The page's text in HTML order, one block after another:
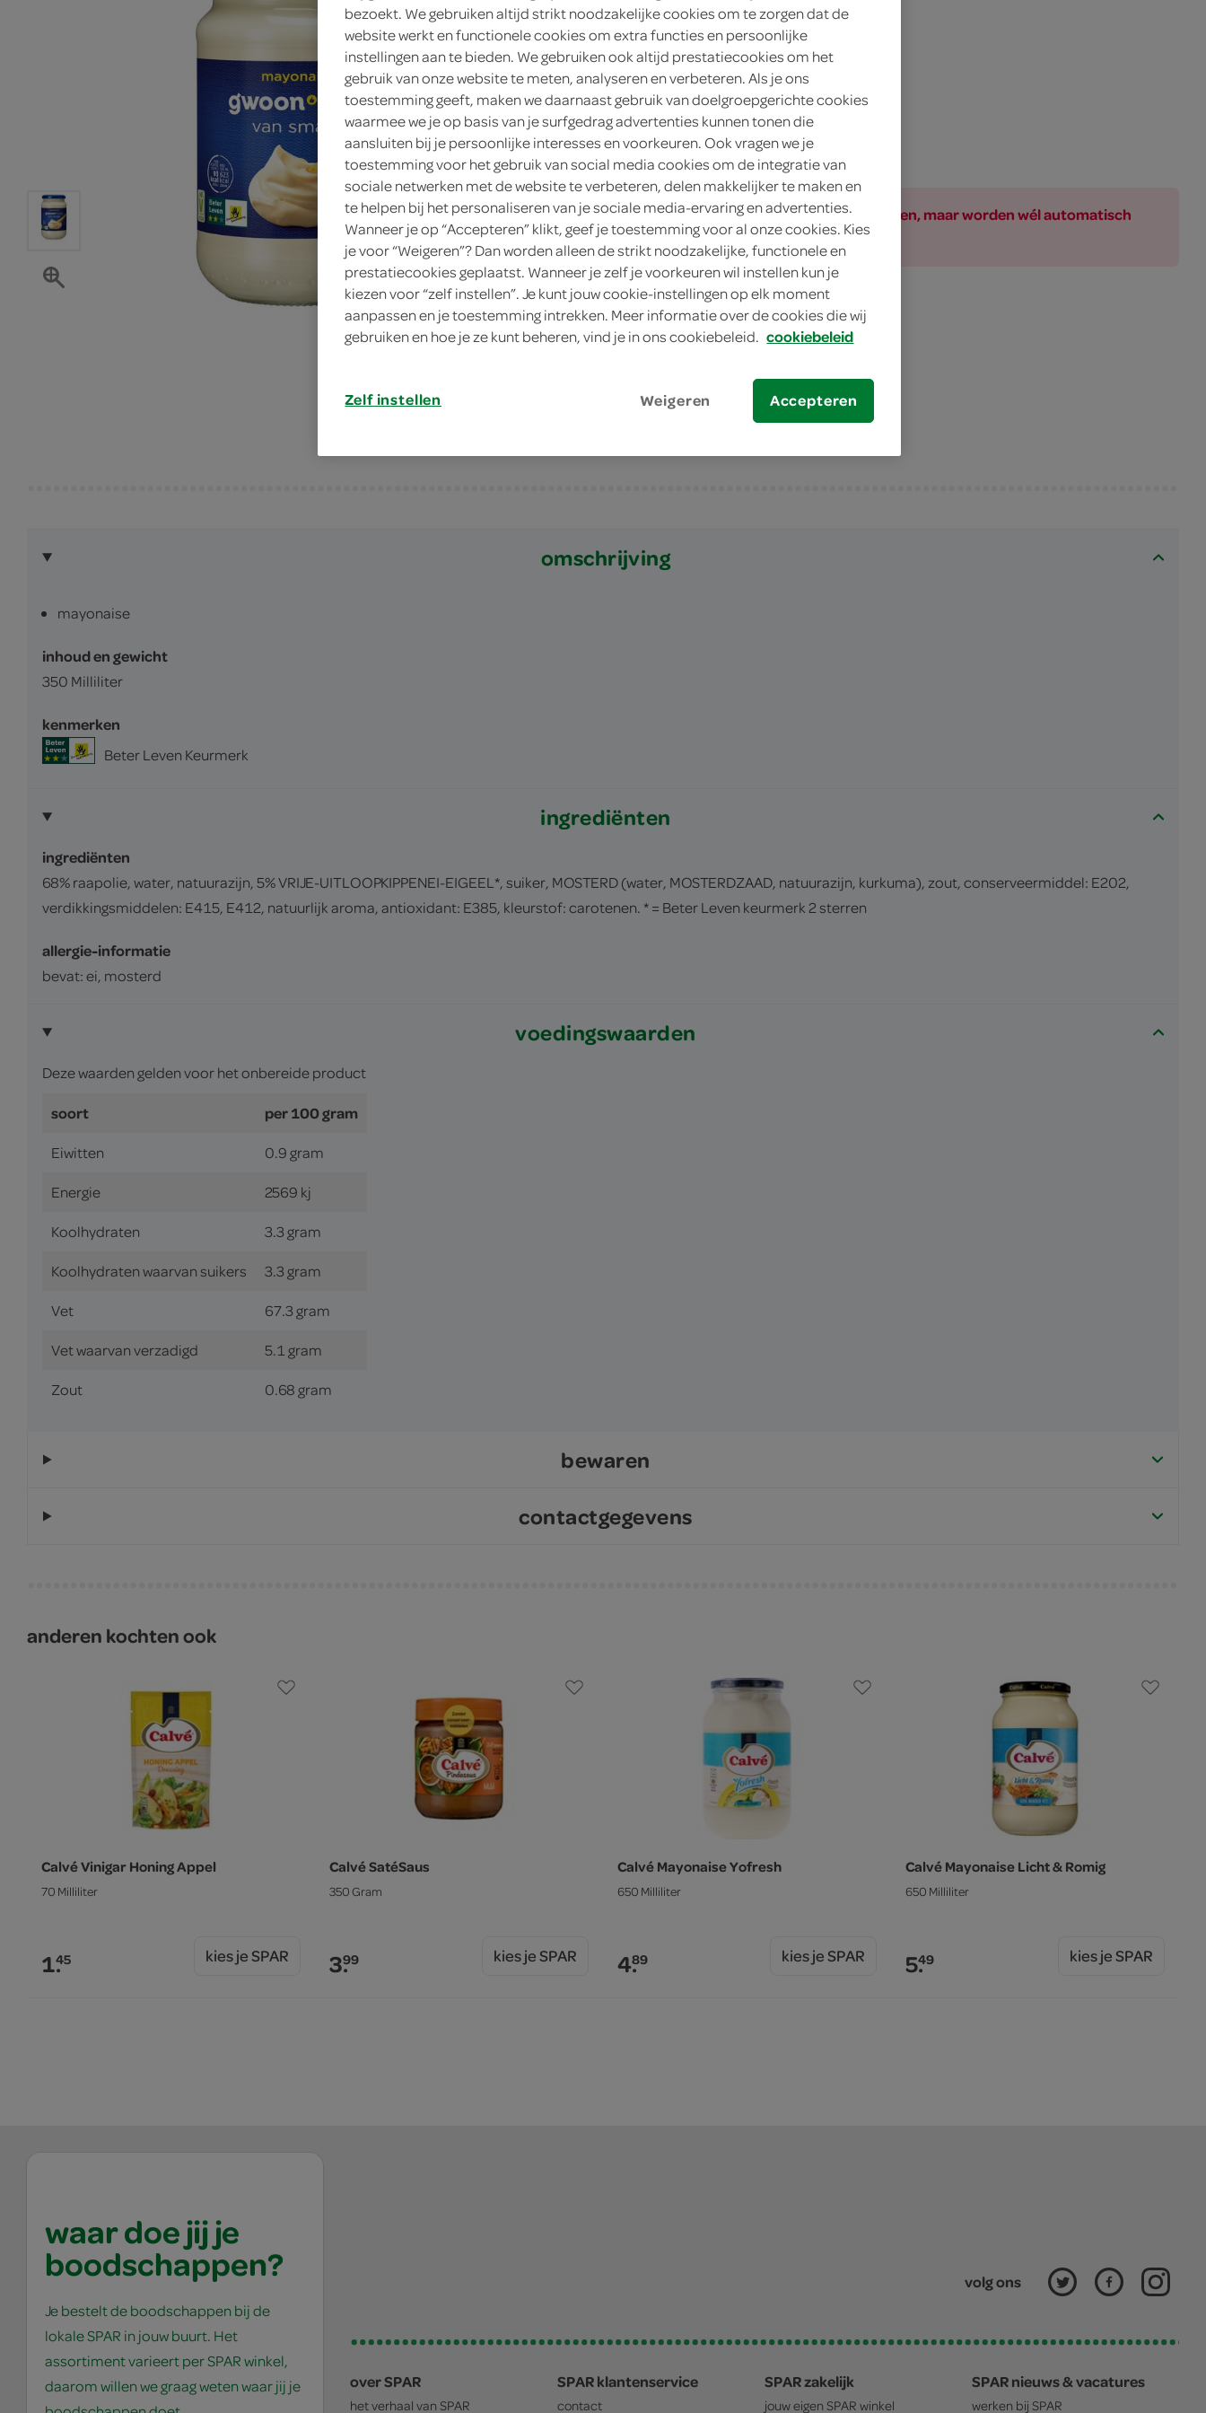
0.
69
350 Milliliter
in winkelmand
Let op: aanbiedingen zijn niet zichtbaar bij de producten, maar worden wél automatisch
verwerkt in de winkelmand.
je vindt het bij SPAR!
g'woon lekker bij de friet
met 2 sterren Beter Leven keurmerk
omschrijving
mayonaise
inhoud en gewicht
350 Milliliter
kenmerken
Beter Leven Keurmerk
ingrediënten
ingrediënten
68% raapolie, water, natuurazijn, 5% VRIJE-UITLOOPKIPPENEI-EIGEEL*, suiker, MOSTERD (water, MOSTERDZAAD, natuurazijn, kurkuma), zout, conserveermiddel: E202,
verdikkingsmiddelen: E415, E412, natuurlijk aroma, antioxidant: E385, kleurstof: carotenen. * = Beter Leven keurmerk 2 sterren
allergie-informatie
bevat: ei, mosterd
voedingswaarden
Deze waarden gelden voor het onbereide product
soort per 100 gram
Eiwitten 0.9 gram
Energie 2569 kj
Koolhydraten 3.3 gram
Koolhydraten waarvan suikers 3.3 gram
Vet 67.3 gram
Vet waarvan verzadigd 5.1 gram
Zout 0.68 gram
bewaren
contactgegevens
anderen kochten ook
Calvé Vinigar Honing Appel
70 Milliliter
1.45 kies je SPAR
Calvé SatéSaus
350 Gram
3.99 kies je SPAR
Calvé Mayonaise Yofresh
650 Milliliter
4.89 kies je SPAR
Calvé Mayonaise Licht & Romig
650 Milliliter
5.49 kies je SPAR
waar doe jij je
boodschappen?
Je bestelt de boodschappen bij de
lokale SPAR in jouw buurt. Het
assortiment varieert per SPAR winkel,
daarom willen we graag weten waar jij je
volg ons
over SPAR
het verhaal van SPAR
SPAR klantenservice
contact
SPAR zakelijk
jouw eigen SPAR winkel
SPAR nieuws & vacatures
werken bij SPAR
bezoekt. We gebruiken altijd strikt noodzakelijke cookies om te zorgen dat de
website werkt en functionele cookies om extra functies en persoonlijke
instellingen aan te bieden. We gebruiken ook altijd prestatiecookies om het
gebruik van onze website te meten, analyseren en verbeteren. Als je ons
toestemming geeft, maken we daarnaast gebruik van doelgroepgerichte cookies
waarmee we je op basis van je surfgedrag advertenties kunnen tonen die
aansluiten bij je persoonlijke interesses en voorkeuren. Ook vragen we je
toestemming voor het gebruik van social media cookies om de integratie van
sociale netwerken met de website te verbeteren, delen makkelijker te maken en
te helpen bij het personaliseren van je sociale media-ervaring en advertenties.
Wanneer je op “Accepteren” klikt, geef je toestemming voor al onze cookies. Kies
je voor “Weigeren”? Dan worden alleen de strikt noodzakelijke, functionele en
prestatiecookies geplaatst. Wanneer je zelf je voorkeuren wil instellen kun je
kiezen voor “zelf instellen”. Je kunt jouw cookie-instellingen op elk moment
aanpassen en je toestemming intrekken. Meer informatie over de cookies die wij
gebruiken en hoe je ze kunt beheren, vind je in ons cookiebeleid. cookiebeleid
Zelf instellen Weigeren Accepteren